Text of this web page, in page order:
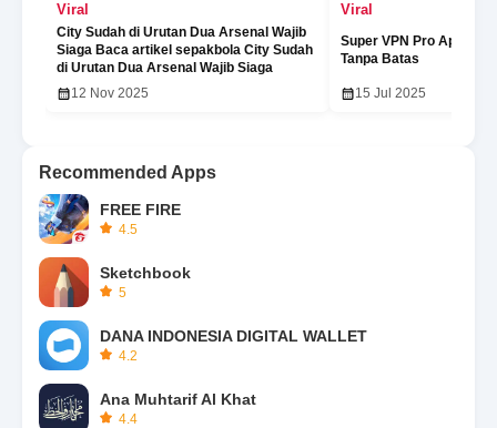
Viral
City Sudah di Urutan Dua Arsenal Wajib
Siaga Baca artikel sepakbola City Sudah
di Urutan Dua Arsenal Wajib Siaga
12 Nov 2025
Viral
Super VPN Pro Aplikasi
Tanpa Batas
15 Jul 2025
Recommended Apps
FREE FIRE
4.5
Sketchbook
5
DANA INDONESIA DIGITAL WALLET
4.2
Ana Muhtarif Al Khat
4.4